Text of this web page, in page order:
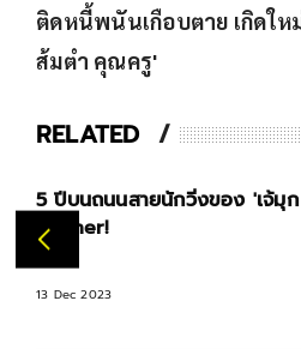
ติดหนี้พนันเกือบตาย เกิดให
ส้มตำ คุณครู'
RELATED
5 ปีบนถนนสายนักวิ่งของ 'เจ้มุก ซั
Runner!
13 Dec 2023